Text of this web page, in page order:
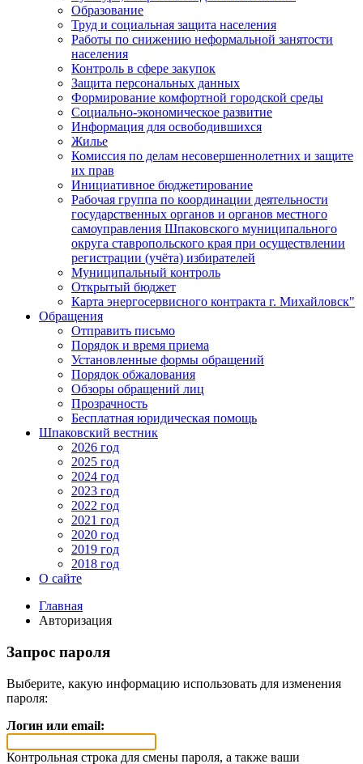
Образование
Труд и социальная защита населения
Работы по снижению неформальной занятости
населения
Контроль в сфере закупок
Защита персональных данных
Формирование комфортной городской среды
Социально-экономическое развитие
Информация для освободившихся
Жилье
Комиссия по делам несовершеннолетних и защите
их прав
Инициативное бюджетирование
Рабочая группа по координации деятельности
государственных органов и органов местного
самоуправления Шпаковского муниципального
округа ставропольского края при осуществлении
регистрации (учёта) избирателей
Муниципальный контроль
Открытый бюджет
Карта энергосервисного контракта г. Михайловск"
Обращения
Отправить письмо
Порядок и время приема
Установленные формы обращений
Порядок обжалования
Обзоры обращений лиц
Прозрачность
Бесплатная юридическая помощь
Шпаковский вестник
2026 год
2025 год
2024 год
2023 год
2022 год
2021 год
2020 год
2019 год
2018 год
О сайте
Главная
Авторизация
Запрос пароля
Выберите, какую информацию использовать для изменения
пароля:
Логин или email:
Контрольная строка для смены пароля, а также ваши